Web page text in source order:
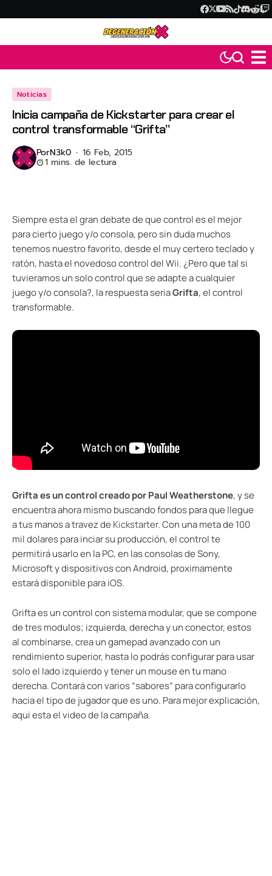
Noticias
Inicia campaña de Kickstarter para crear el
control transformable “Grifta”
PorN3k0 16 Feb, 2015
1 mins. de lectura
Siempre esta el gran debate de que control es el mejor
para cierto juego y/o consola, pero sin duda muchos
tenemos nuestro favorito, desde el muy certero teclado y
ratón, hasta el novedoso control del Wii. ¿Pero que tal si
tuvieramos un solo control que se adapte a cualquier
juego y/o consola?, la respuesta seriaGrifta, el control
transformable.
Grifta es un control creado por Paul Weatherstone, y se
encuentra ahora mismo buscando fondos para que llegue
a tus manos a travez de Kickstarter. Con una meta de 100
mil dolares para inciar su producción, el control te
permitirá usarlo en la PC, en las consolas de Sony,
Microsoft y dispositivos con Android, proximamente
estará disponible para iOS.
Grifta es un control con sistema modular, que se compone
de tres modulos; izquierda, derecha y un conector, estos
al combinarse, crea un gamepad avanzado con un
rendimiento superior, hasta lo podrás configurar para usar
solo el lado izquierdo y tener un mouse en tu mano
derecha. Contará con varios “sabores” para configurarlo
hacia el tipo de jugador que es uno. Para mejor explicación,
aqui esta el video de la campaña.